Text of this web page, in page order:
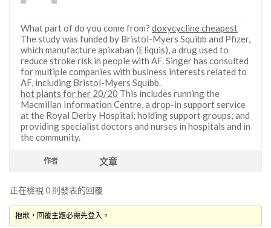
What part of do you come from? doxycycline cheapest
The study was funded by Bristol-Myers Squibb and Pfizer,
which manufacture apixaban (Eliquis), a drug used to
reduce stroke risk in people with AF. Singer has consulted
for multiple companies with business interests related to
AF, including Bristol-Myers Squibb.
hot plants for her 20/20 This includes running the
Macmillan Information Centre, a drop-in support service
at the Royal Derby Hospital; holding support groups; and
providing specialist doctors and nurses in hospitals and in
the community.
作者 文章
正在檢視 0 則發表的回覆
抱歉，回覆主題必需先登入。